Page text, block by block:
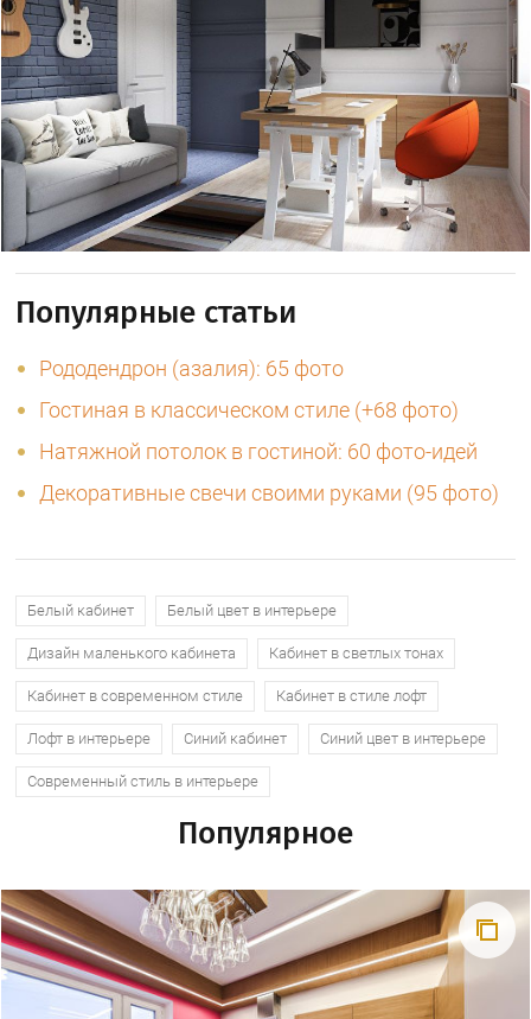
Популярные статьи
Рододендрон (азалия): 65 фото
Гостиная в классическом стиле (+68 фото)
Натяжной потолок в гостиной: 60 фото-идей
Декоративные свечи своими руками (95 фото)
Белый кабинет Белый цвет в интерьере
Дизайн маленького кабинета Кабинет в светлых тонах
Кабинет в современном стиле Кабинет в стиле лофт
Лофт в интерьере Синий кабинет Синий цвет в интерьере
Современный стиль в интерьере
Популярное